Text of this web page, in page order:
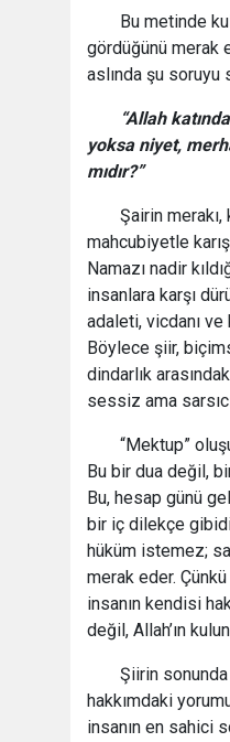
Bu metinde
gördüğünü merak
aslında şu soruyu
“Allah
yoksa niyet,
mıdır?”
Şairin
mahcubiyetle
Namazı nadir
insanlara karşı
adaleti, vicdanı ve
Böylece şiir,
dindarlık
sessiz ama
“Mektup”
Bu bir dua değil,
Bu, hesap günü
bir iç dilekçe
hüküm istemez;
merak eder.
insanın kendisi
değil, Allah’ın
Şiirin
hakkımdaki
insanın en sahici